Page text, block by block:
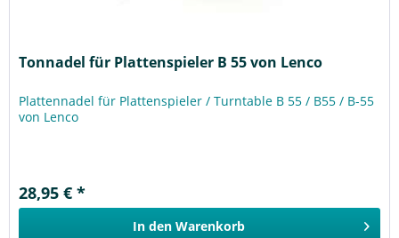
Tonnadel für Plattenspieler B 55 von Lenco
Plattennadel für Plattenspieler / Turntable B 55 / B55 / B-55
von Lenco
28,95 € *
In den Warenkorb